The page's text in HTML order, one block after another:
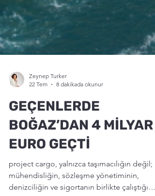
Zeynep Turker
22 Tem
8 dakikada okunur
GEÇENLERDE
BOĞAZ’DAN 4 MİLYAR
EURO GEÇTİ
project cargo, yalnızca taşımacılığın değil;